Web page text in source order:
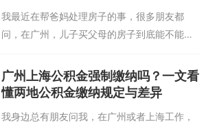
我最近在帮爸妈处理房子的事，很多朋友都
问，在广州，儿子买父母的房子到底能不能提
取公积金。答案是肯定的，但这里有个关键前
提：这必须是一次真实的买卖交易。公积金中
心非常看重交易的“真实性”，它不能是名义上...
广州上海公积金强制缴纳吗？一文看
懂两地公积金缴纳规定与差异
我身边总有朋友问我，在广州或者上海工作，